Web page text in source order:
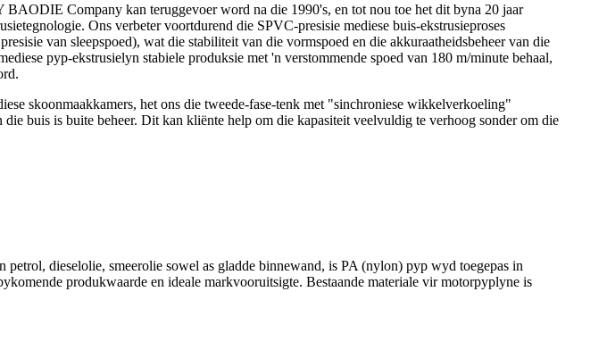
Company kan teruggevoer word na die 1990's, en tot nou toe het dit byna 20 jaar
Ons verbeter voortdurend die SPVC-presisie mediese buis-ekstrusieproses
van sleepspoed), wat die stabiliteit van die vormspoed en die akkuraatheidsbeheer van die
pyp-ekstrusielyn stabiele produksie met 'n verstommende spoed van 180 m/minute behaal,
skoonmaakkamers, het ons die tweede-fase-tenk met "sinchroniese wikkelverkoeling"
buis is buite beheer. Dit kan kliënte help om die kapasiteit veelvuldig te verhoog sonder om die
dieselolie, smeerolie sowel as gladde binnewand, is PA (nylon) pyp wyd toegepas in
produkwaarde en ideale markvooruitsigte. Bestaande materiale vir motorpyplyne is